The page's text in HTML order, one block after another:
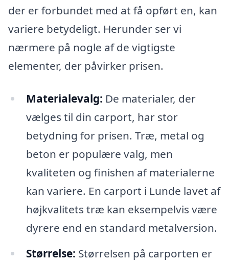
der er forbundet med at få opført en, kan
variere betydeligt. Herunder ser vi
nærmere på nogle af de vigtigste
elementer, der påvirker prisen.
Materialevalg: De materialer, der
vælges til din carport, har stor
betydning for prisen. Træ, metal og
beton er populære valg, men
kvaliteten og finishen af materialerne
kan variere. En carport i Lunde lavet af
højkvalitets træ kan eksempelvis være
dyrere end en standard metalversion.
Størrelse: Størrelsen på carporten er